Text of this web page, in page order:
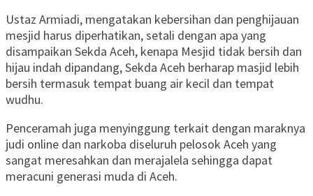
Ustaz Armiadi, mengatakan kebersihan dan penghijauan
mesjid harus diperhatikan, setali dengan apa yang
disampaikan Sekda Aceh, kenapa Mesjid tidak bersih dan
hijau indah dipandang, Sekda Aceh berharap masjid lebih
bersih termasuk tempat buang air kecil dan tempat
wudhu.
Penceramah juga menyinggung terkait dengan maraknya
judi online dan narkoba diseluruh pelosok Aceh yang
sangat meresahkan dan merajalela sehingga dapat
meracuni generasi muda di Aceh.